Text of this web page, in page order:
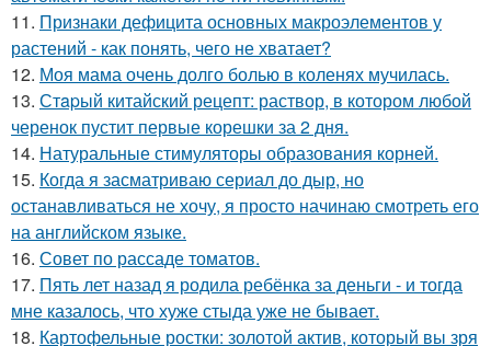
11. Признаки дефицита основных макроэлементов у
растений - как понять, чего не хватает?
12. Моя мама очень долго болью в коленях мучилась.
13. Стapый китайский рецепт: раствор, в котором любой
черенок пустит первые корешки за 2 дня.
14. Натуральные стимуляторы образования корней.
15. Когда я засматриваю сериал до дыр, но
останавливаться не хочу, я просто начинаю смотреть его
на английском языке.
16. Совет по рассаде томатов.
17. Пять лет назад я родила ребёнка за деньги - и тогда
мне казалось, что хуже стыда уже не бывает.
18. Картофельные ростки: золотой актив, который вы зря